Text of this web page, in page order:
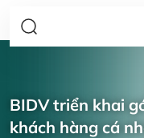
BIDV triển khai
khách hàng cá